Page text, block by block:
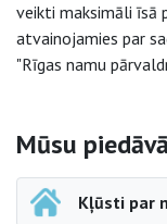
veikti maksimāli īsā
atvainojamies par
"Rīgas namu
Sāna
Mūsu
Kļūsti par